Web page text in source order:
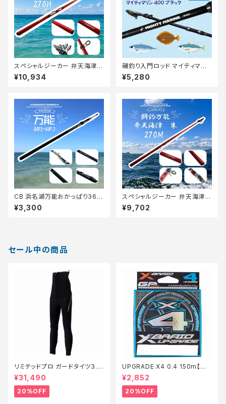
スペシャルジーカー 弁天海津
朱 270H【Tオリ】
¥10,934
磯釣り入門ロッド マイティマリ
ン 400 マットブラック
¥5,280
CB 浜名湖万能おかっぱり360
【Tオリ】
¥3,300
スペシャルジーカー 弁天海津
朱 270M【Tオリ】
¥9,702
セール中の商品
リミテッドプロ ガードタイツ3.0
FI−540X 黒 LB【特価装備】【2
0】
¥31,490
20%OFF
UPGRADE X4 0.4 150m【特
価仕掛】【20】
¥2,852
20%OFF